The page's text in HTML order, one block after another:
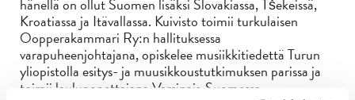
hänellä on ollut Suomen lisäksi Slovakiassa, Tšekeissä,
Kroatiassa ja Itävallassa. Kuivisto toimii turkulaisen
Oopperakammari Ry:n hallituksessa
varapuheenjohtajana, opiskelee musiikkitiedettä Turun
yliopistolla esitys- ja muusikkoustutkimuksen parissa ja
toimii laulunopettajana Varsinais-Suomessa.